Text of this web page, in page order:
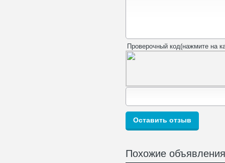
Проверочный код(нажмите на
Похожие объявления